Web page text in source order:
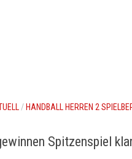
/ HANDBALL HERREN 2
Spitzenspiel